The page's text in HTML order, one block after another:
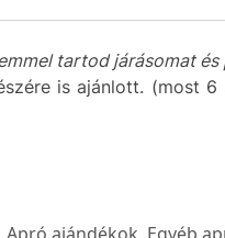
tartod járásomat
is ajánlott. (most